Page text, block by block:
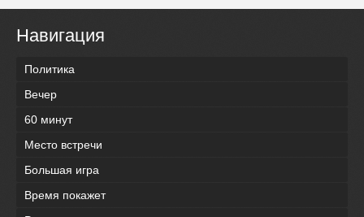
Навигация
Политика
Вечер
60 минут
Место встречи
Большая игра
Время покажет